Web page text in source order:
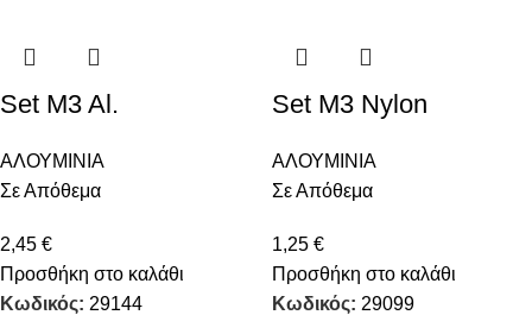
Set M3 Al.
ΑΛΟΥΜΙΝΙΑ
Σε Απόθεμα
2,45 €
Προσθήκη στο καλάθι
Κωδικός: 29144
Set M3 Nylon
ΑΛΟΥΜΙΝΙΑ
Σε Απόθεμα
1,25 €
Προσθήκη στο καλάθι
Κωδικός: 29099